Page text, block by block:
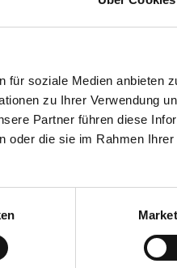
für soziale Medien anbieten
zu Ihrer Verwendung
Partner führen diese
oder die sie im Rahmen
in 4